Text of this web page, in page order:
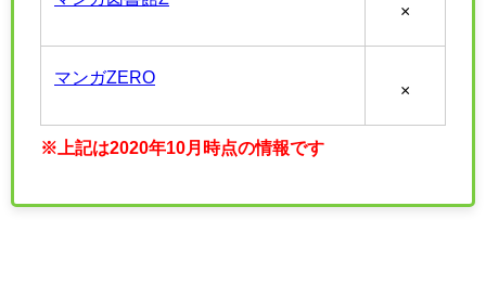
×
マンガZERO
×
※上記は2020年10月時点の情報です